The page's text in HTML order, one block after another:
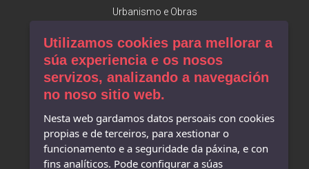
Urbanismo e Obras
Facebook
Concello de Camariñas
Mostra do Encaixe
A. Desenvolvemento Local
Museo do Encaixe
Museo Man de Camelle
Utilizamos cookies para mellorar a
súa experiencia e os nosos
servizos, analizando a navegación
no noso sitio web.
Nesta web gardamos datos persoais con cookies
propias e de terceiros, para xestionar o
funcionamento e a seguridade da páxina, e con
fins analíticos. Pode configurar a súas